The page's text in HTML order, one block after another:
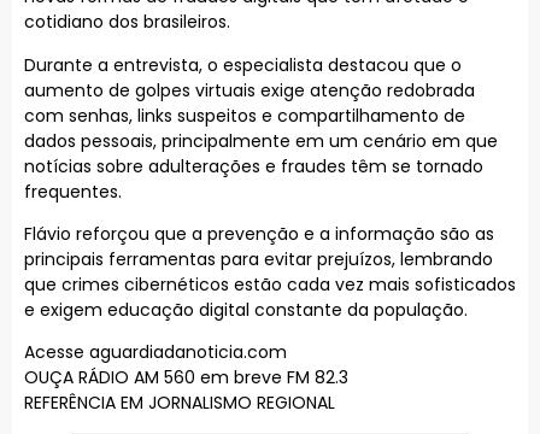
cotidiano dos brasileiros.
Durante a entrevista, o especialista destacou que o
aumento de golpes virtuais exige atenção redobrada
com senhas, links suspeitos e compartilhamento de
dados pessoais, principalmente em um cenário em que
notícias sobre adulterações e fraudes têm se tornado
frequentes.
Flávio reforçou que a prevenção e a informação são as
principais ferramentas para evitar prejuízos, lembrando
que crimes cibernéticos estão cada vez mais sofisticados
e exigem educação digital constante da população.
Acesse aguardiadanoticia.com
OUÇA RÁDIO AM 560 em breve FM 82.3
REFERÊNCIA EM JORNALISMO REGIONAL